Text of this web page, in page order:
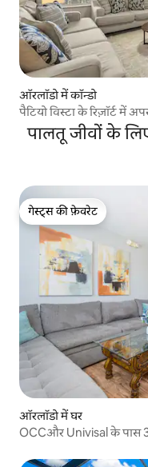
ऑरलॉडो में कॉन्डो
पैटियो विस्टा के रिज़ॉर्ट में
पालतू जीवों के
गेस्ट्स की फ़ेवरेट
गेस्ट्स की फ़ेवरेट
ऑरलॉडो में घर
OCCऔर Univisal के पास